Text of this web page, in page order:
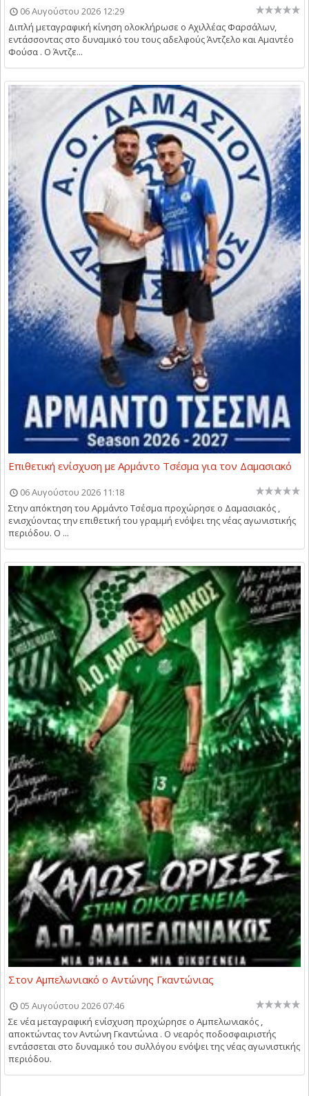
06 Αυγούστου 2026 12:29
Διπλή μεταγραφική κίνηση ολοκλήρωσε ο Αχιλλέας Φαρσάλων,
εντάσσοντας στο δυναμικό του τους αδελφούς Άντζελο και Αμαντέο
Φούσα . Ο Άντζε...
Επιθετική ενίσχυση με Αρμάντο Τσέσμα για τον Δαμασιακό
06 Αυγούστου 2026 11:18
Στην απόκτηση του Αρμάντο Τσέσμα προχώρησε ο Δαμασιακός ,
ενισχύοντας την επιθετική του γραμμή ενόψει της νέας αγωνιστικής
περιόδου. Ο ...
Στον Αμπελωνιακό ο Αντώνης Γκαντώνιας
05 Αυγούστου 2026 07:46
Σε νέα μεταγραφική ενίσχυση προχώρησε ο Αμπελωνιακός ,
αποκτώντας τον Αντώνη Γκαντώνια . Ο νεαρός ποδοσφαιριστής
εντάσσεται στο δυναμικό του συλλόγου ενόψει της νέας αγωνιστικής
περιόδου.